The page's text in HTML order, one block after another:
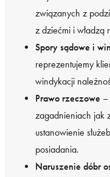
związanych z
z dziećmi i władzą
Spory sądowe i
reprezentujemy
windykacji
Prawo rzeczowe –
zagadnieniach jak
ustanowienie
posiadania.
Naruszenie dóbr